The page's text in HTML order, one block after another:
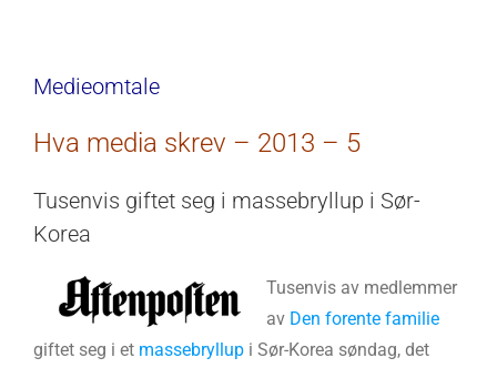
Medieomtale
Hva media skrev – 2013 – 5
Tusenvis giftet seg i massebryllup i Sør-
Korea
Tusenvis av medlemmer
av Den forente familie
giftet seg i et massebryllup i Sør-Korea søndag, det